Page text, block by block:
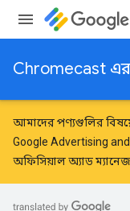
Chromecast
আমাদের পণ্যগুলির
Google Advertising
অফিসিয়াল অ্যাড